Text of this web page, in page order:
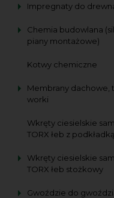
Impregnaty do
Chemia budowlana
piany montażowe)
Kotwy chemiczne
Membrany dachowe,
worki
Wkręty ciesielskie
TORX łeb z podkładką
Wkręty ciesielskie
TORX łeb stożkowy
Gwoździe do